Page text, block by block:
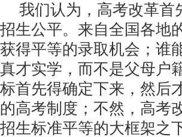
我们认为，高考改革首
招生公平。来自全国各地
获得平等的录取机会；谁
真才实学，而不是父母户
标首先得确定下来，然后
的高考制度；不然，高考
招生标准平等的大框架之